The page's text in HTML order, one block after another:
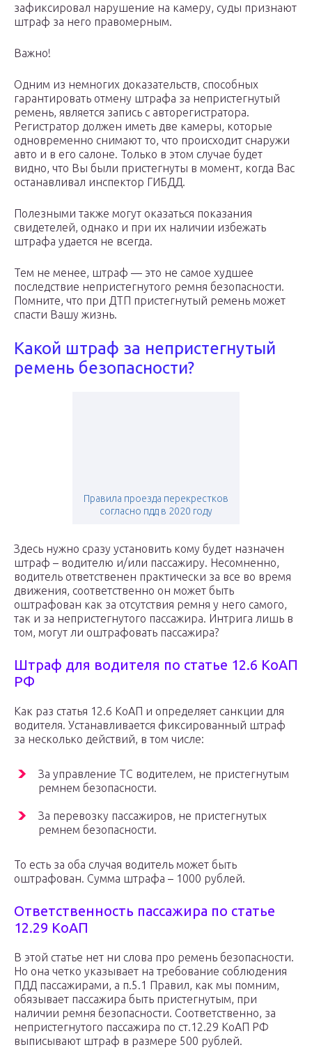
зафиксировал нарушение на камеру, суды признают
штраф за него правомерным.
Важно!
Одним из немногих доказательств, способных
гарантировать отмену штрафа за непристегнутый
ремень, является запись с авторегистратора.
Регистратор должен иметь две камеры, которые
одновременно снимают то, что происходит снаружи
авто и в его салоне. Только в этом случае будет
видно, что Вы были пристегнуты в момент, когда Вас
останавливал инспектор ГИБДД.
Полезными также могут оказаться показания
свидетелей, однако и при их наличии избежать
штрафа удается не всегда.
Тем не менее, штраф — это не самое худшее
последствие непристегнутого ремня безопасности.
Помните, что при ДТП пристегнутый ремень может
спасти Вашу жизнь.
Какой штраф за непристегнутый
ремень безопасности?
Правила проезда перекрестков
согласно пдд в 2020 году
Здесь нужно сразу установить кому будет назначен
штраф – водителю и/или пассажиру. Несомненно,
водитель ответственен практически за все во время
движения, соответственно он может быть
оштрафован как за отсутствия ремня у него самого,
так и за непристегнутого пассажира. Интрига лишь в
том, могут ли оштрафовать пассажира?
Штраф для водителя по статье 12.6 КоАП
РФ
Как раз статья 12.6 КоАП и определяет санкции для
водителя. Устанавливается фиксированный штраф
за несколько действий, в том числе:
За управление ТС водителем, не пристегнутым
ремнем безопасности.
За перевозку пассажиров, не пристегнутых
ремнем безопасности.
То есть за оба случая водитель может быть
оштрафован. Сумма штрафа – 1000 рублей.
Ответственность пассажира по статье
12.29 КоАП
В этой статье нет ни слова про ремень безопасности.
Но она четко указывает на требование соблюдения
ПДД пассажирами, а п.5.1 Правил, как мы помним,
обязывает пассажира быть пристегнутым, при
наличии ремня безопасности. Соответственно, за
непристегнутого пассажира по ст.12.29 КоАП РФ
выписывают штраф в размере 500 рублей.